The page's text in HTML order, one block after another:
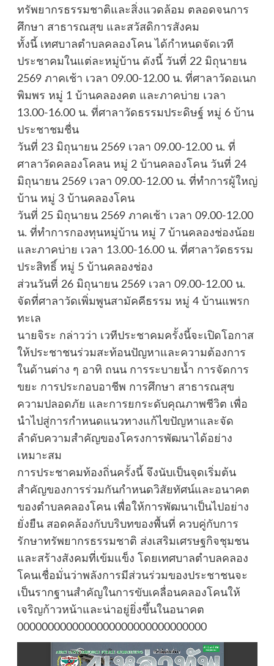
ทรัพยากรธรรมชาติและสิ่งแวดล้อม ตลอดจนการ
ศึกษา สาธารณสุข และสวัสดิการสังคม
ทั้งนี้ เทศบาลตำบลคลองโคน ได้กำหนดจัดเวที
ประชาคมในแต่ละหมู่บ้าน ดังนี้ วันที่ 22 มิถุนายน
2569 ภาคเช้า เวลา 09.00-12.00 น. ที่ศาลาวัดอเนก
พิมพร หมู่ 1 บ้านคลองคต และภาคบ่าย เวลา
13.00-16.00 น. ที่ศาลาวัดธรรมประดิษฐ์ หมู่ 6 บ้าน
ประชาชมชื่น
วันที่ 23 มิถุนายน 2569 เวลา 09.00-12.00 น. ที่
ศาลาวัดคลองโคลน หมู่ 2 บ้านคลองโคน วันที่ 24
มิถุนายน 2569 เวลา 09.00-12.00 น. ที่ทำการผู้ใหญ่
บ้าน หมู่ 3 บ้านคลองโคน
วันที่ 25 มิถุนายน 2569 ภาคเช้า เวลา 09.00-12.00
น. ที่ทำการกองทุนหมู่บ้าน หมู่ 7 บ้านคลองช่องน้อย
และภาคบ่าย เวลา 13.00-16.00 น. ที่ศาลาวัดธรรม
ประสิทธิ์ หมู่ 5 บ้านคลองช่อง
ส่วนวันที่ 26 มิถุนายน 2569 เวลา 09.00-12.00 น.
จัดที่ศาลาวัดเพิ่มพูนสามัคคีธรรม หมู่ 4 บ้านแพรก
ทะเล
นายจิระ กล่าวว่า เวทีประชาคมครั้งนี้จะเปิดโอกาส
ให้ประชาชนร่วมสะท้อนปัญหาและความต้องการ
ในด้านต่าง ๆ อาทิ ถนน การระบายน้ำ การจัดการ
ขยะ การประกอบอาชีพ การศึกษา สาธารณสุข
ความปลอดภัย และการยกระดับคุณภาพชีวิต เพื่อ
นำไปสู่การกำหนดแนวทางแก้ไขปัญหาและจัด
ลำดับความสำคัญของโครงการพัฒนาได้อย่าง
เหมาะสม
การประชาคมท้องถิ่นครั้งนี้ จึงนับเป็นจุดเริ่มต้น
สำคัญของการร่วมกันกำหนดวิสัยทัศน์และอนาคต
ของตำบลคลองโคน เพื่อให้การพัฒนาเป็นไปอย่าง
ยั่งยืน สอดคล้องกับบริบทของพื้นที่ ควบคู่กับการ
รักษาทรัพยากรธรรมชาติ ส่งเสริมเศรษฐกิจชุมชน
และสร้างสังคมที่เข้มแข็ง โดยเทศบาลตำบลคลอง
โคนเชื่อมั่นว่าพลังการมีส่วนร่วมของประชาชนจะ
เป็นรากฐานสำคัญในการขับเคลื่อนคลองโคนให้
เจริญก้าวหน้าและน่าอยู่ยิ่งขึ้นในอนาคต
0000000000000000000000000000000